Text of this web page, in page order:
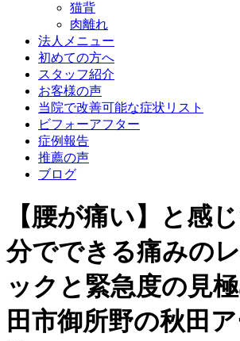
猫背
肉離れ
法人メニュー
初めての方へ
スタッフ紹介
お客様の声
当院で改善可能な症状リスト
ビフォーアフター
症例報告
推薦の声
ブログ
【腰が痛い】と感
分でできる痛みの
ックと緊急度の見
田市御所野の秋田